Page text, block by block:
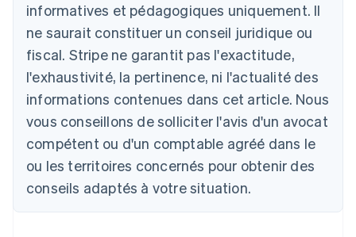
informatives et pédagogiques uniquement. Il
ne saurait constituer un conseil juridique ou
fiscal. Stripe ne garantit pas l'exactitude,
l'exhaustivité, la pertinence, ni l'actualité des
informations contenues dans cet article. Nous
vous conseillons de solliciter l'avis d'un avocat
compétent ou d'un comptable agréé dans le
ou les territoires concernés pour obtenir des
conseils adaptés à votre situation.
English
Autriche
Deutsch English
Belgique
NederlandsFrançaisDeutschEnglish
Brésil
Bulgarie
English
Canada
English Français
Chine continentale